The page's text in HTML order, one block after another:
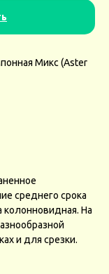
Микс (Aster
среднего срока
колонновидная. На
и для срезки.